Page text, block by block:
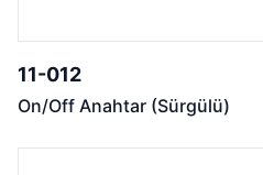
11-012
On/Off Anahtar (Sürgülü)